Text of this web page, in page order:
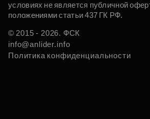
условиях не является публичной
положениями статьи 437 ГК РФ.
© 2015 - 2026. ФСК
info@anlider.info
Политика конфиденциальности